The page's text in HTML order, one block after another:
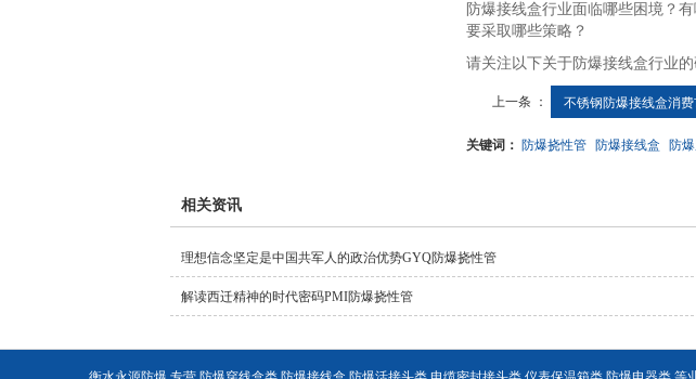
防爆接线盒行业面临哪些困境？
要采取哪些策略？
请关注以下关于防爆接线盒行业
上一条 ： 不锈钢防爆接线盒消费
关键词： 防爆挠性管 防爆接线盒 防
相关资讯
理想信念坚定是中国共军人的政治优势GYQ防爆挠性管
解读西迁精神的时代密码PMI防爆挠性管